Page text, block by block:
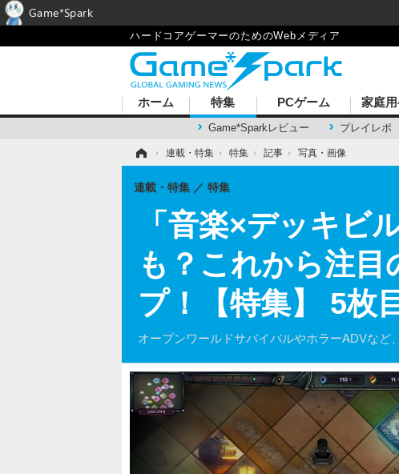
ハードコアゲーマーのためのWebメディア
ホーム 特集
Game*Sparkレビュー プレイレポ
PCゲーム 家庭
› 連載・特集 › 特集 › 記事 › 写真・画像
「音楽×デッキビ
も？これから注
プ！【特集】 5枚
オープンワールドサバイバルやホラーADVなど
連載・特集 特集
Game*Spark